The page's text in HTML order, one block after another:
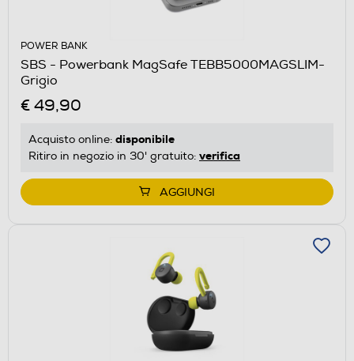
POWER BANK
SBS - Powerbank MagSafe TEBB5000MAGSLIM-
Grigio
€ 49,90
Acquisto online: disponibile
Ritiro in negozio in 30' gratuito: verifica
AGGIUNGI